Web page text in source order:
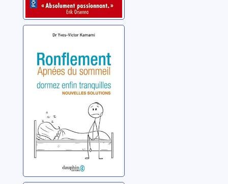
Ronflement:
dormez enfin
tranquilles
Kamami, Yves-Victor